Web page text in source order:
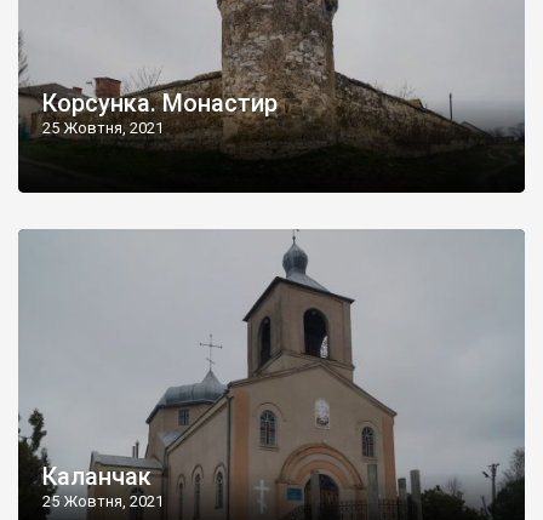
Корсунка. Монастир
25 Жовтня, 2021
Каланчак
25 Жовтня, 2021